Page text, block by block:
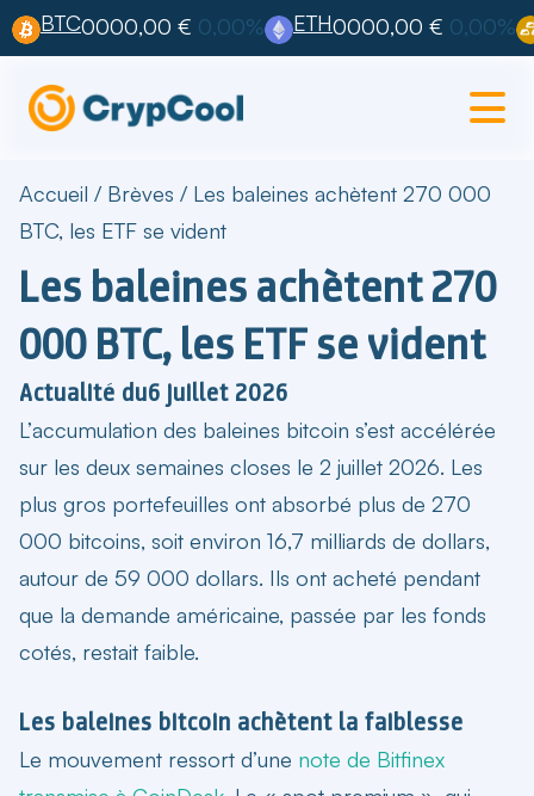
BTC0000,00 € 0,00% ETH0000,00 € 0,00%
Accueil / Brèves / Les baleines achètent 270 000
BTC, les ETF se vident
Les baleines achètent 270
000 BTC, les ETF se vident
Actualité du6 juillet 2026
L’accumulation des baleines bitcoin s’est accélérée
sur les deux semaines closes le 2 juillet 2026. Les
plus gros portefeuilles ont absorbé plus de 270
000 bitcoins, soit environ 16,7 milliards de dollars,
autour de 59 000 dollars. Ils ont acheté pendant
que la demande américaine, passée par les fonds
cotés, restait faible.
Les baleines bitcoin achètent la faiblesse
Le mouvement ressort d’une note de Bitfinex